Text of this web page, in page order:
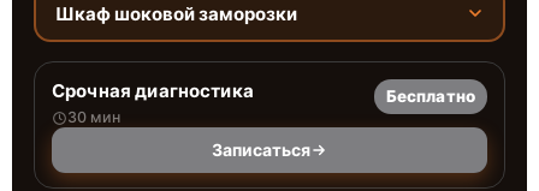
Шкаф шоковой заморозки
Срочная диагностика
30 мин
Бесплатно
Записаться